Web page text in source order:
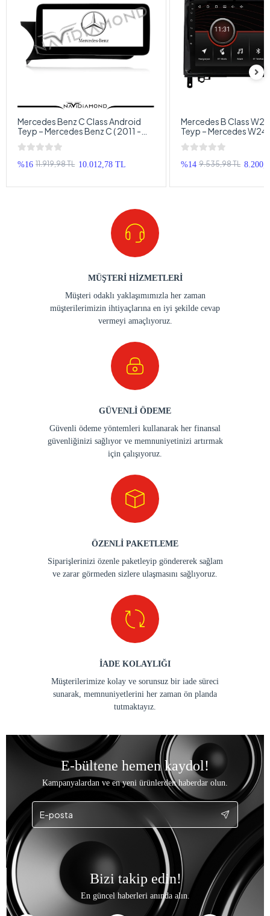
Mercedes Benz C Class Android
Teyp – Mercedes Benz C ( 2011 -
2015 ) Oem Android Multimedya –
Mercedes C Android Double Teyp
%16 11.919,98 TL 10.012,78 TL
Mercedes B Class
Teyp – Mercedes
2012 ) Oem Android
Mercedes B W245
Teyp
%14 9.535,98 TL
MÜŞTERİ HİZMETLERİ
Müşteri odaklı yaklaşımımızla her zaman
müşterilerimizin ihtiyaçlarına en iyi şekilde cevap
vermeyi amaçlıyoruz.
GÜVENLİ ÖDEME
Güvenli ödeme yöntemleri kullanarak her finansal
güvenliğinizi sağlıyor ve memnuniyetinizi artırmak
için çalışıyoruz.
ÖZENLİ PAKETLEME
Siparişlerinizi özenle paketleyip göndererek sağlam
ve zarar görmeden sizlere ulaşmasını sağlıyoruz.
İADE KOLAYLIĞI
Müşterilerimize kolay ve sorunsuz bir iade süreci
sunarak, memnuniyetlerini her zaman ön planda
tutmaktayız.
E-bültene hemen kaydol!
Kampanyalardan ve en yeni ürünlerden haberdar olun.
Bizi takip edin!
En güncel haberleri anında alın.